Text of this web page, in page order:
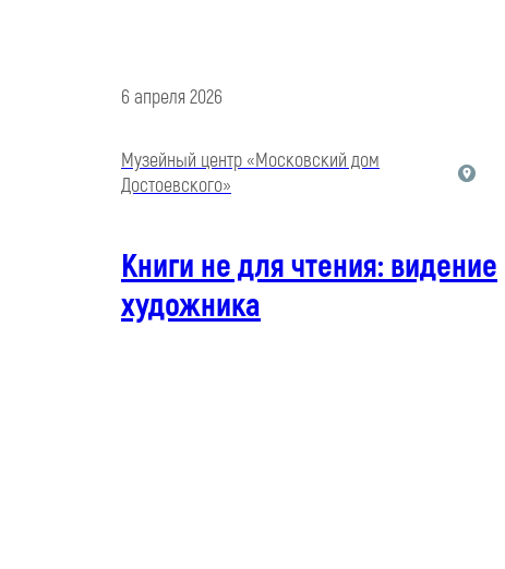
6 апреля 2026
Музейный центр «Московский дом
Достоевского»
Книги не для чтения: видение
художника